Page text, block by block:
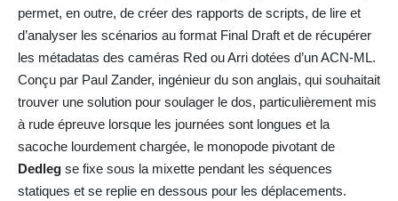
permet, en outre, de créer des rapports de scripts, de lire et
d’analyser les scénarios au format Final Draft et de récupérer
les métadatas des caméras Red ou Arri dotées d’un ACN-ML.
Conçu par Paul Zander, ingénieur du son anglais, qui souhaitait
trouver une solution pour soulager le dos, particulièrement mis
à rude épreuve lorsque les journées sont longues et la
sacoche lourdement chargée, le monopode pivotant de
Dedleg se fixe sous la mixette pendant les séquences
statiques et se replie en dessous pour les déplacements.